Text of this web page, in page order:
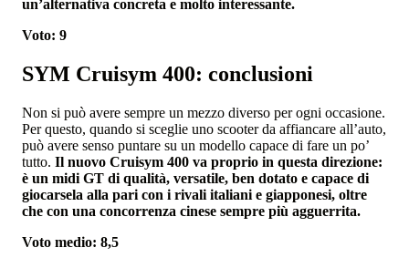
un’alternativa concreta e molto interessante.
Voto: 9
SYM Cruisym 400: conclusioni
Non si può avere sempre un mezzo diverso per ogni occasione.
Per questo, quando si sceglie uno scooter da affiancare all’auto,
può avere senso puntare su un modello capace di fare un po’
tutto. Il nuovo Cruisym 400 va proprio in questa direzione:
è un midi GT di qualità, versatile, ben dotato e capace di
giocarsela alla pari con i rivali italiani e giapponesi, oltre
che con una concorrenza cinese sempre più agguerrita.
Voto medio: 8,5